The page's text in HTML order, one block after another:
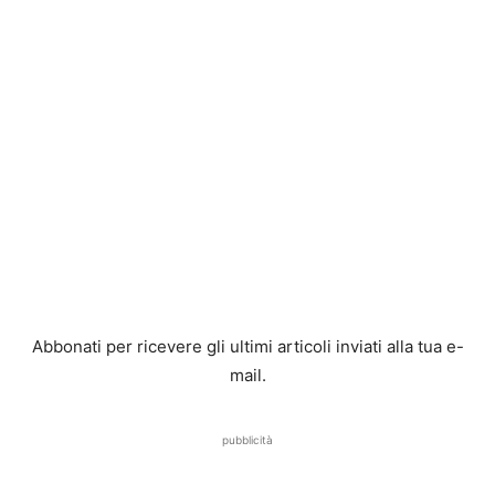
Abbonati per ricevere gli ultimi articoli inviati alla tua e-
mail.
pubblicità